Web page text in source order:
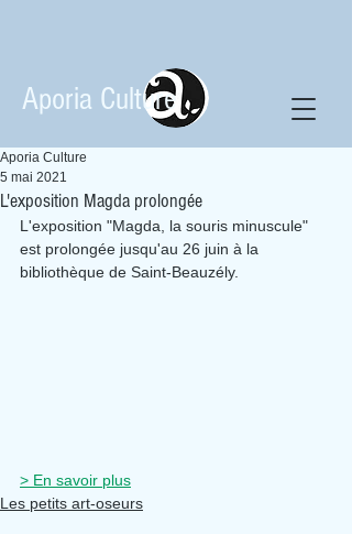
Aporia Culture
L'exposition Magda prolongée
Aporia Culture
5 mai 2021
L'exposition "Magda, la souris minuscule"
est prolongée jusqu'au 26 juin à la
bibliothèque de Saint-Beauzély.
> En savoir plus
Les petits art-oseurs